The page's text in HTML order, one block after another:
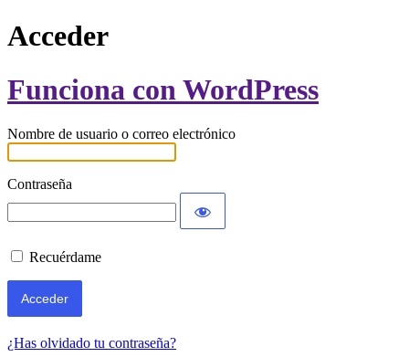
Acceder
Funciona con WordPress
Nombre de usuario o correo electrónico
Contraseña
Recuérdame
¿Has olvidado tu contraseña?